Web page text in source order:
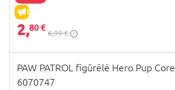
IŠPARDAVIMAS
2,80 €
6,99 €
PAW PATROL figūrėlė Hero Pup
6070747